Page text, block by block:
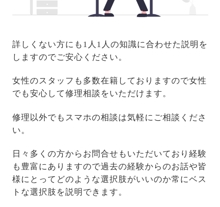
詳しくない方にも1人1人の知識に合わせた説明を
しますのでご安心ください。
女性のスタッフも多数在籍しておりますので女性
でも安心して修理相談をいただけます。
修理以外でもスマホの相談は気軽にご相談くださ
い。
日々多くの方からお問合せもいただいており経験
も豊富にありますので過去の経験からのお話や皆
様にとってどのような選択肢がいいのか常にベス
トな選択肢を説明できます。